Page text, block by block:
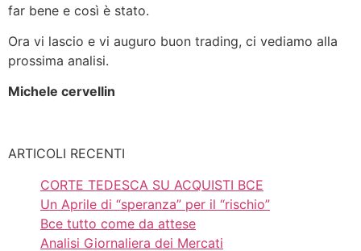
far bene e così è stato.
Ora vi lascio e vi auguro buon trading, ci vediamo alla
prossima analisi.
Michele cervellin
ARTICOLI RECENTI
CORTE TEDESCA SU ACQUISTI BCE
Un Aprile di “speranza” per il “rischio”
Bce tutto come da attese
Analisi Giornaliera dei Mercati